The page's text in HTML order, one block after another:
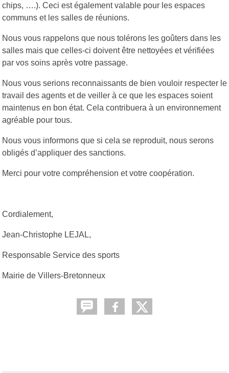
chips, ….). Ceci est également valable pour les espaces
communs et les salles de réunions.
Nous vous rappelons que nous tolérons les goûters dans les
salles mais que celles-ci doivent être nettoyées et vérifiées
par vos soins après votre passage.
Nous vous serions reconnaissants de bien vouloir respecter le
travail des agents et de veiller à ce que les espaces soient
maintenus en bon état. Cela contribuera à un environnement
agréable pour tous.
Nous vous informons que si cela se reproduit, nous serons
obligés d’appliquer des sanctions.
Merci pour votre compréhension et votre coopération.
Cordialement,
Jean-Christophe LEJAL,
Responsable Service des sports
Mairie de Villers-Bretonneux